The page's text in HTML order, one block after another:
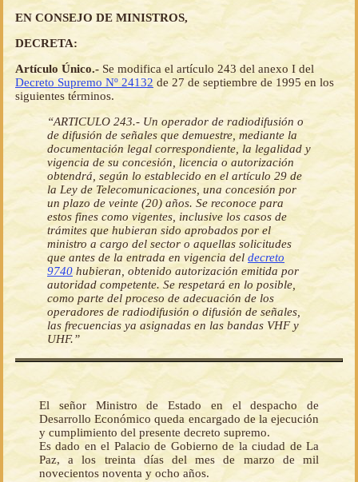
EN CONSEJO DE MINISTROS,
DECRETA:
Artículo Único.- Se modifica el artículo 243 del anexo I del
Decreto Supremo Nº 24132 de 27 de septiembre de 1995 en los
siguientes términos.
“ARTICULO 243.- Un operador de radiodifusión o
de difusión de señales que demuestre, mediante la
documentación legal correspondiente, la legalidad y
vigencia de su concesión, licencia o autorización
obtendrá, según lo establecido en el artículo 29 de
la Ley de Telecomunicaciones, una concesión por
un plazo de veinte (20) años. Se reconoce para
estos fines como vigentes, inclusive los casos de
trámites que hubieran sido aprobados por el
ministro a cargo del sector o aquellas solicitudes
que antes de la entrada en vigencia del decreto
9740 hubieran, obtenido autorización emitida por
autoridad competente. Se respetará en lo posible,
como parte del proceso de adecuación de los
operadores de radiodifusión o difusión de señales,
las frecuencias ya asignadas en las bandas VHF y
UHF.”
El señor Ministro de Estado en el despacho de
Desarrollo Económico queda encargado de la ejecución
y cumplimiento del presente decreto supremo.
Es dado en el Palacio de Gobierno de la ciudad de La
Paz, a los treinta días del mes de marzo de mil
novecientos noventa y ocho años.